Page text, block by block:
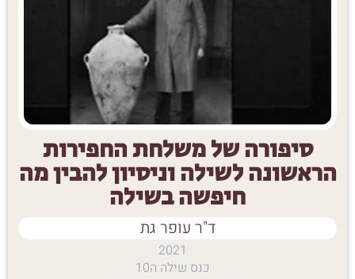
סיפורה של משלחת החפירות
הראשונה לשילה וניסיון להבין מה
חיפשה בשילה
ד"ר עופר גת
2021
כנס שילה ה10